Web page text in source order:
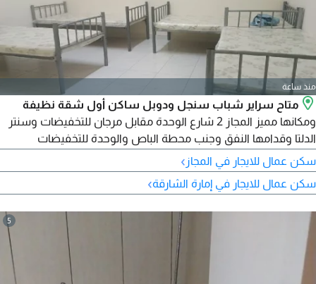
منذ ساعة
متاح سراير شباب سنجل ودوبل ساكن أول شقة نظيفة
ومكانها مميز المجاز 2 شارع الوحدة مقابل مرجان للتخفيضات وسنتر
الدلتا وقدامها النفق وجنب محطة الباص والوحدة للتخفيضات
وأسواق الهدايا
سكن عمال للايجار في المجاز ›
سكن عمال للايجار في إمارة الشارقة›
5